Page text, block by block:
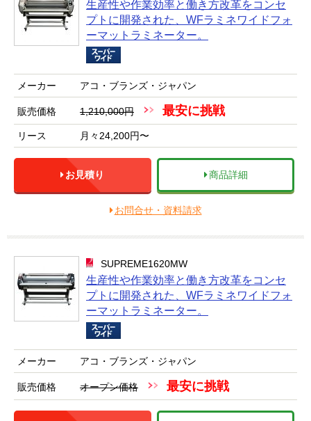
生産性や作業効率と働き方改革をコンセ
プトに開発された、WFラミネワイドフォ
ーマットラミネーター。
メーカー アコ・ブランズ・ジャパン
販売価格 1,210,000円 最安に挑戦
リース 月々24,200円〜
お見積り 商品詳細
お問合せ・資料請求
SUPREME1620MW
生産性や作業効率と働き方改革をコンセ
プトに開発された、WFラミネワイドフォ
ーマットラミネーター。
メーカー アコ・ブランズ・ジャパン
販売価格 オープン価格 最安に挑戦